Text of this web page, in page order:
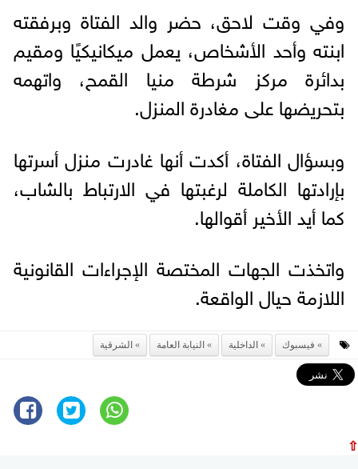
وفي وقت لاحق، حضر والد الفتاة وبرفقته
ابنته وأحد الأشخاص، يعمل ميكانيكيًا ومقيم
بدائرة مركز شرطة منيا القمح، واتهمه
بتحريضها على مغادرة المنزل.
وبسؤال الفتاة، أكدت أنها غادرت منزل أسرتها
بإرادتها الكاملة لرغبتها في الارتباط بالشاب،
كما أيد الأخير أقوالها.
واتخذت الجهات المختصة الإجراءات القانونية
اللازمة حيال الواقعة.
فيسبوك الداخلية النيابة العامة الشرقية
⇧